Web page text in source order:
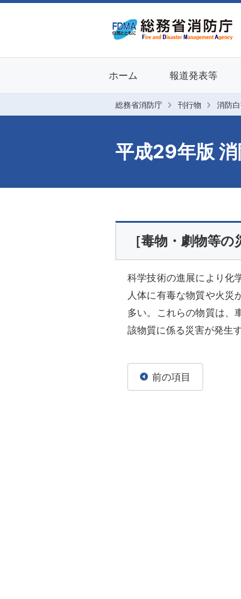
ホーム 報道発表等
総務省消防庁 刊行物 消防
平成29年版
［毒物・劇物等の
科学技術の進展により化
人体に有毒な物質や火災
多い。これらの物質は、
該物質に係る災害が発生
前の項目